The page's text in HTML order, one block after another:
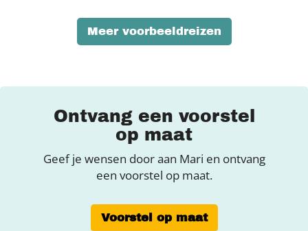
Meer voorbeeldreizen
Ontvang een voorstel
op maat
Geef je wensen door aan Mari en ontvang
een voorstel op maat.
Voorstel op maat